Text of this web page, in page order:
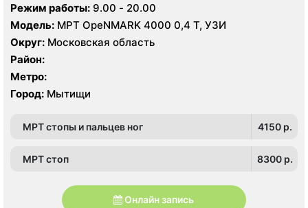
Режим работы: 9.00 - 20.00
Модель: МРТ OpeNMARK 4000 0,4 Т, УЗИ
Округ: Московская область
Район:
Метро:
Город: Мытищи
МРТ стопы и пальцев ног 4150 p.
МРТ стоп 8300 p.
Онлайн запись